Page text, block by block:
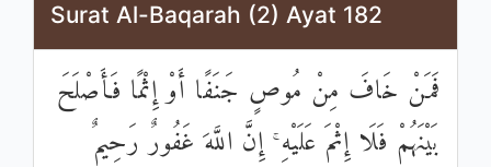
Surat Al-Baqarah (2) Ayat 182
فَمَنْ خَافَ مِنْ مُوصٍ جَنَفًا أَوْ إِثْمًا فَأَصْلَحَ
بَيْنَهُمْ فَلَا إِثْمَ عَلَيْهِ ۚ إِنَّ اللَّهَ غَفُورٌ رَحِيمٌ